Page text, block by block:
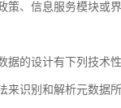
、信息服务模块或界
据的设计有下列技术
识别和解析元数据